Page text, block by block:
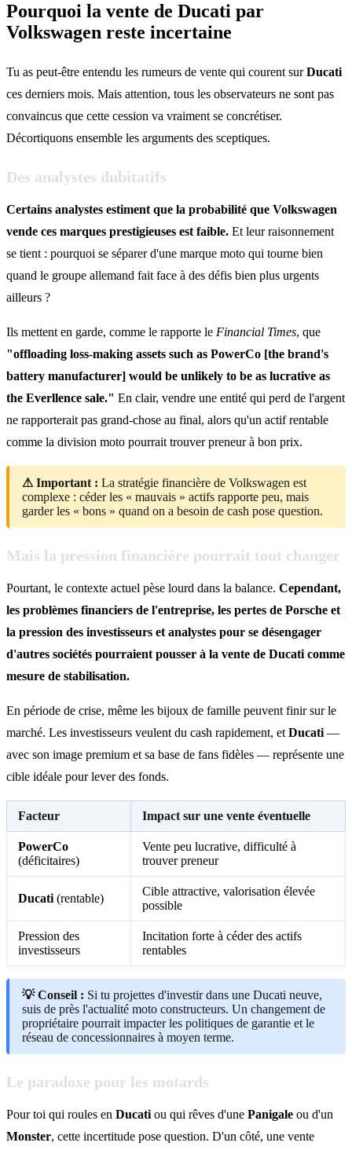
Pourquoi la vente de Ducati par
Volkswagen reste incertaine
Tu as peut-être entendu les rumeurs de vente qui courent surDucati
ces derniers mois. Mais attention, tous les observateurs ne sont pas
convaincus que cette cession va vraiment se concrétiser.
Décortiquons ensemble les arguments des sceptiques.
Des analystes dubitatifs
Certains analystes estiment que la probabilité que Volkswagen
vende ces marques prestigieuses est faible. Et leur raisonnement
se tient : pourquoi se séparer d'une marque moto qui tourne bien
quand le groupe allemand fait face à des défis bien plus urgents
ailleurs ?
Ils mettent en garde, comme le rapporte le Financial Times, que
"offloading loss-making assets such as PowerCo [the brand's
battery manufacturer] would be unlikely to be as lucrative as
the Everllence sale." En clair, vendre une entité qui perd de l'argent
ne rapporterait pas grand-chose au final, alors qu'un actif rentable
comme la division moto pourrait trouver preneur à bon prix.
⚠ Important : La stratégie financière de Volkswagen est
complexe : céder les « mauvais » actifs rapporte peu, mais
garder les « bons » quand on a besoin de cash pose question.
Mais la pression financière pourrait tout changer
Pourtant, le contexte actuel pèse lourd dans la balance. Cependant,
les problèmes financiers de l'entreprise, les pertes de Porsche et
la pression des investisseurs et analystes pour se désengager
d'autres sociétés pourraient pousser à la vente de Ducati comme
mesure de stabilisation.
En période de crise, même les bijoux de famille peuvent finir sur le
marché. Les investisseurs veulent du cash rapidement, et Ducati —
avec son image premium et sa base de fans fidèles — représente une
cible idéale pour lever des fonds.
Facteur Impact sur une vente éventuelle
PowerCo
(déficitaires)
Vente peu lucrative, difficulté à
trouver preneur
Ducati (rentable)
Cible attractive, valorisation élevée
possible
Pression des
investisseurs
Incitation forte à céder des actifs
rentables
💡 Conseil : Si tu projettes d'investir dans une Ducati neuve,
suis de près l'actualité moto constructeurs. Un changement de
propriétaire pourrait impacter les politiques de garantie et le
réseau de concessionnaires à moyen terme.
Le paradoxe pour les motards
Pour toi qui roules en Ducati ou qui rêves d'une Panigale ou d'un
Monster, cette incertitude pose question. D'un côté, une vente